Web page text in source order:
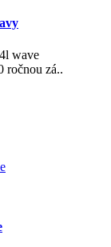
wave
ročnou zá..